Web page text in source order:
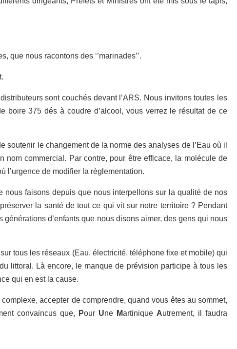
que nous racontons des ‘’marinades’’.
sont couchés devant l’ARS. Nous invitons toutes les
boire 375 dés à coudre d’alcool, vous verrez le résultat de ce
le changement de la norme des analyses de l’Eau où il
nom commercial. Par contre, pour être efficace, la molécule de
l’urgence de modifier la règlementation.
nous faisons depuis que nous interpellons sur la qualité de nos
la santé de tout ce qui vit sur notre territoire ? Pendant
d’enfants que nous disons aimer, des gens qui nous
tous les réseaux (Eau, électricité, téléphone fixe et mobile) qui
littoral. Là encore, le manque de prévision participe à tous les
qui en est la cause.
accepter de comprendre, quand vous êtes au sommet,
convaincus que,
Pour Une Martinique Autrement, il faudra